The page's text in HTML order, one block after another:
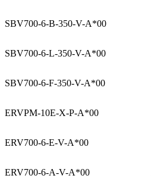
SBV700-6-B-350-V-A*00
SBV700-6-L-350-V-A*00
SBV700-6-F-350-V-A*00
ERVPM-10E-X-P-A*00
ERV700-6-E-V-A*00
ERV700-6-A-V-A*00